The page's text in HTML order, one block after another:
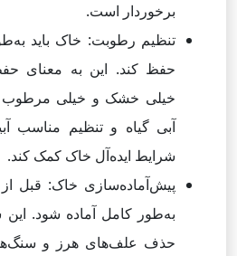
برخوردار است.
تنظیم رطوبت: خاک باید
حفظ کند. این به معنای
خیلی خشک و خیلی مرطوب
آبی گیاه و تنظیم مناسب
شرایط ایده‌آل خاک کمک کند.
پیش‌آماده‌سازی خاک: قبل
به‌طور کامل آماده شود.
حذف علف‌های هرز و